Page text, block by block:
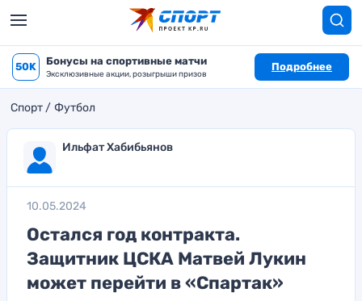
50K Бонусы на спортивные матчи
Эксклюзивные акции, розыгрыши призов
Подробнее
Спорт Футбол
Ильфат Хабибьянов
10.05.2024
Остался год контракта.
Защитник ЦСКА Матвей Лукин
может перейти в «Спартак»